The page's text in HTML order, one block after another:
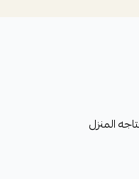
المنزل